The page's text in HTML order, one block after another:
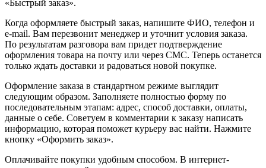
«Быстрый заказ».
Когда оформляете быстрый заказ, напишите ФИО, телефон и
e-mail. Вам перезвонит менеджер и уточнит условия заказа.
По результатам разговора вам придет подтверждение
оформления товара на почту или через СМС. Теперь останется
только ждать доставки и радоваться новой покупке.
Оформление заказа в стандартном режиме выглядит
следующим образом. Заполняете полностью форму по
последовательным этапам: адрес, способ доставки, оплаты,
данные о себе. Советуем в комментарии к заказу написать
информацию, которая поможет курьеру вас найти. Нажмите
кнопку «Оформить заказ».
Оплачивайте покупки удобным способом. В интернет-